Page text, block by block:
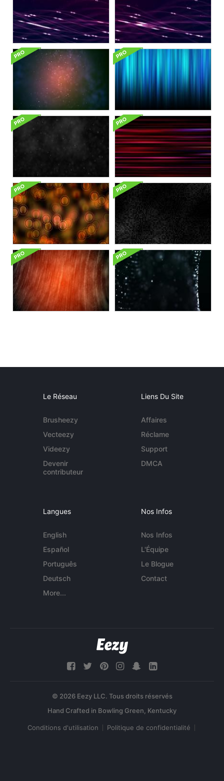
Le Réseau
Brusheezy
Vecteezy
Videezy
Devenir
contributeur
Liens Du Site
Affaires
Réclame
Support
DMCA
Langues
English
Español
Português
Deutsch
More...
Nos Infos
Nos Infos
L'Équipe
Le Blogue
Contact
© 2026 Eezy LLC. Tous droits réservés
Conditions d'utilisation Politique de confidentialité